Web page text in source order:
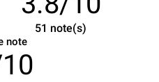
51 note(s)
note